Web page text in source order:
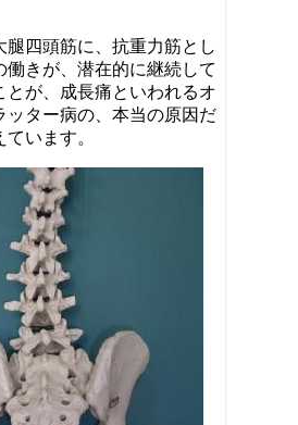
腿四頭筋に、抗重力筋とし
働きが、潜在的に継続して
とが、成長痛といわれるオ
ッター病の、本当の原因だ
います。